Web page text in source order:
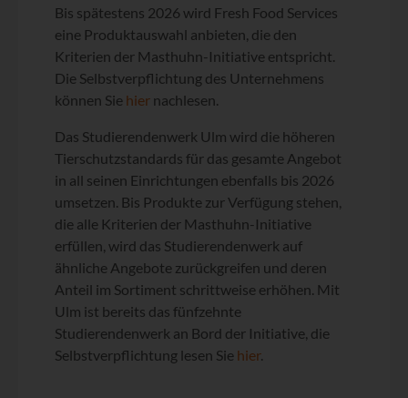
Bis spätestens 2026 wird Fresh Food Services
eine Produktauswahl anbieten, die den
Kriterien der Masthuhn-Initiative entspricht.
Die Selbstverpflichtung des Unternehmens
können Sie hier nachlesen.
Das Studierendenwerk Ulm wird die höheren
Tierschutzstandards für das gesamte Angebot
in all seinen Einrichtungen ebenfalls bis 2026
umsetzen. Bis Produkte zur Verfügung stehen,
die alle Kriterien der Masthuhn-Initiative
erfüllen, wird das Studierendenwerk auf
ähnliche Angebote zurückgreifen und deren
Anteil im Sortiment schrittweise erhöhen. Mit
Ulm ist bereits das fünfzehnte
Studierendenwerk an Bord der Initiative, die
Selbstverpflichtung lesen Sie hier.